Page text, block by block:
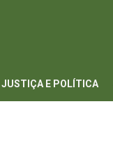
JUSTIÇA E POLÍTICA